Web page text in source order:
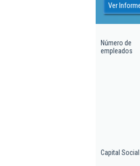
Ver
Número de
empleados
Capital Social